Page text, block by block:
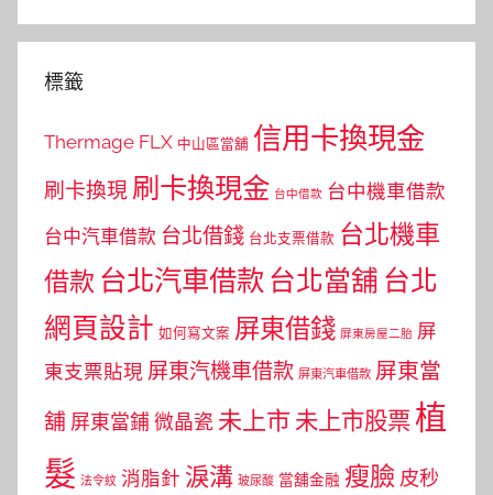
標籤
Thermage FLX 中山區當舖 信用卡換現金
刷卡換現 刷卡換現金 台中借款 台中機車借款
台中汽車借款 台北借錢 台北支票借款 台北機車
借款 台北汽車借款 台北當舖 台北
網頁設計 如何寫文案 屏東借錢 屏東房屋二胎 屏
東支票貼現 屏東汽機車借款 屏東汽車借款 屏東當
舖 屏東當鋪 微晶瓷 未上市 未上市股票植
髮 法令紋 消脂針 淚溝 玻尿酸 當舖金融 瘦臉 皮秒